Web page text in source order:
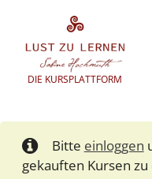
springen
DIE KURSPLATTFORM
Bitte einloggen
gekauften Kursen